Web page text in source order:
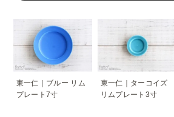
東一仁｜ブルー リム
プレート7寸
東一仁｜ターコイズ
リムプレート3寸